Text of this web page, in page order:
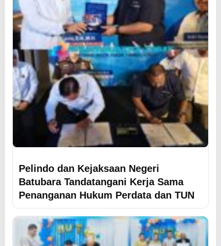
Pelindo dan Kejaksaan Negeri
Batubara Tandatangani Kerja Sama
Penanganan Hukum Perdata dan TUN